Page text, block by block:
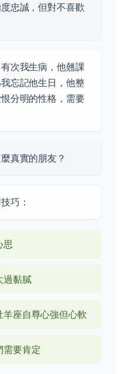
忠誠，但對不喜歡
次我生病，他翹課
忘記他生日，他整
分明的性格，需要
真實的朋友？
巧：
思
過黏膩
座自尊心強但心軟
需要肯定